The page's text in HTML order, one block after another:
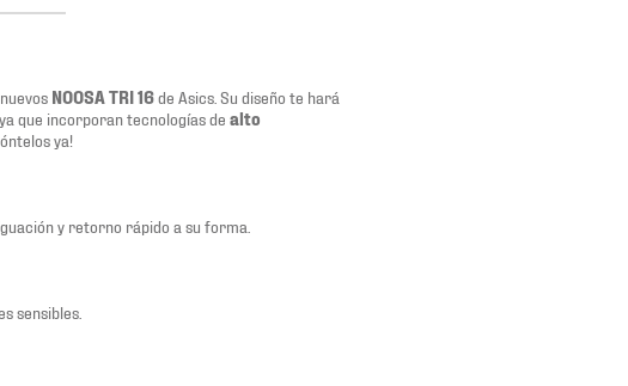
NOOSA TRI 16de Asics. Su diseño te hará
, ya que incorporan tecnologías de alto
ya!
y retorno rápido a su forma.
sensibles.